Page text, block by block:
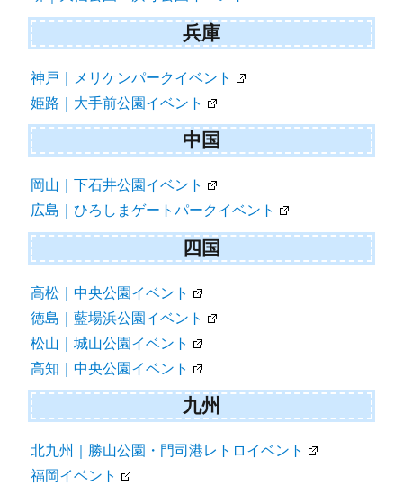
兵庫
神戸｜メリケンパークイベント
姫路｜大手前公園イベント
中国
岡山｜下石井公園イベント
広島｜ひろしまゲートパークイベント
四国
高松｜中央公園イベント
徳島｜藍場浜公園イベント
松山｜城山公園イベント
高知｜中央公園イベント
九州
北九州｜勝山公園・門司港レトロイベント
福岡イベント